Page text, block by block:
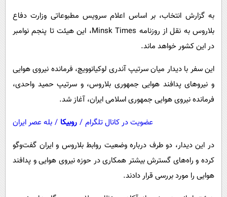
سلامت
حیات وحش
به گزارش انتخاب، بر اساس اعلام سرویس مطبوعاتی وزارت دفاع
بلاروس به نقل از روزنامه Minsk Times، این هیئت تا پنجم نوامبر
در این کشور خواهد ماند.
این سفر با دیدار میان سرتیپ آندری لوکیانوویچ، فرمانده نیروی هوایی
و نیروهای پدافند هوایی جمهوری بلاروس، و سرتیپ حمید واحدی،
فرمانده نیروی هوایی جمهوری اسلامی ایران، آغاز شد.
عضویت در کانال تلگرام / روبیکا / بله عصر ایران
در این دیدار، دو طرف درباره وضعیت روابط بلاروس و ایران گفت‌وگو
کرده و راه‌های گسترش بیشتر همکاری در حوزه نیروی هوایی و پدافند
هوایی را مورد بررسی قرار دادند.